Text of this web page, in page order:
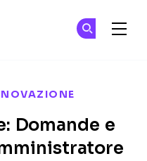
Domande e